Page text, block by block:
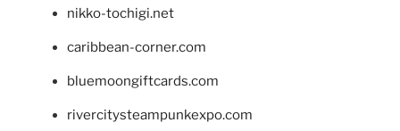
nikko-tochigi.net
caribbean-corner.com
bluemoongiftcards.com
rivercitysteampunkexpo.com